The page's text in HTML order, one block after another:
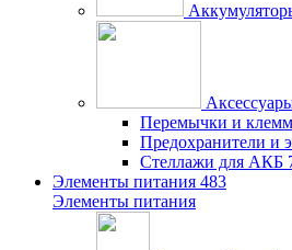
Перемычки и
Предохранители и
Стеллажи для АКБ
Элементы питания 483
Элементы питания